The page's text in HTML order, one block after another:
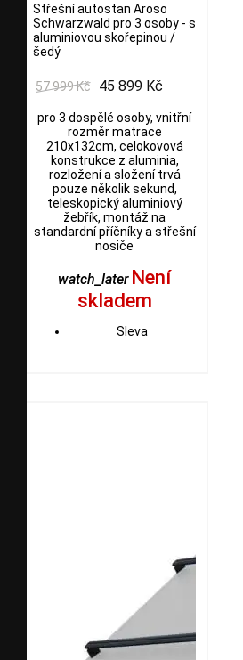
Střešní autostan Aroso
Schwarzwald pro 3 osoby - s
aluminiovou skořepinou /
šedý
57 999 Kč 45 899 Kč
pro 3 dospělé osoby, vnitřní
rozměr matrace
210x132cm, celokovová
konstrukce z aluminia,
rozložení a složení trvá
pouze několik sekund,
teleskopický aluminiový
žebřík, montáž na
standardní příčníky a střešní
nosiče
watch_later Není
skladem
Sleva